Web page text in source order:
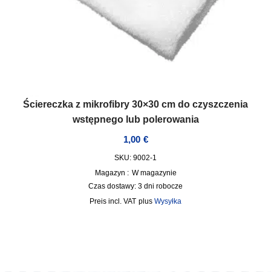
Ściereczka z mikrofibry 30×30 cm do czyszczenia
wstępnego lub polerowania
1,00 €
SKU: 9002-1
Magazyn : W magazynie
Czas dostawy: 3 dni robocze
incl. VAT plus Wysyłka